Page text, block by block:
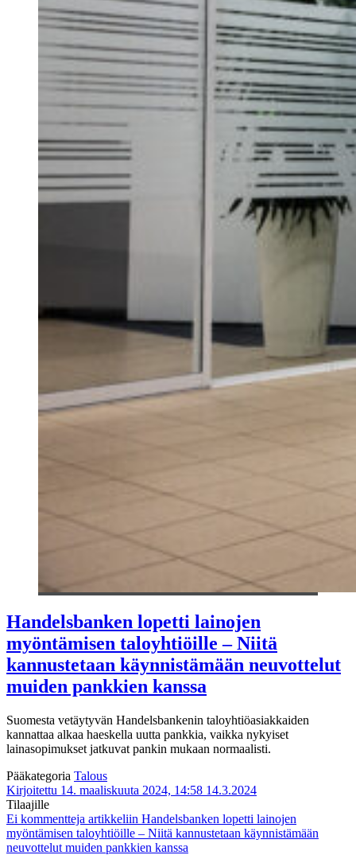
Handelsbanken lopetti lainojen
myöntämisen taloyhtiöille – Niitä
kannustetaan käynnistämään neuvottelut
muiden pankkien kanssa
Suomesta vetäytyvän Handelsbankenin taloyhtiöasiakkaiden
kannattaa alkaa haeskella uutta pankkia, vaikka nykyiset
lainasopimukset jatkuvat pankin mukaan normaalisti.
Pääkategoria Talous
Kirjoitettu 14. maaliskuuta 2024, 14:58 14.3.2024
Tilaajille
Ei kommentteja artikkeliin Handelsbanken lopetti lainojen
myöntämisen taloyhtiöille – Niitä kannustetaan käynnistämään
neuvottelut muiden pankkien kanssa